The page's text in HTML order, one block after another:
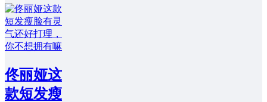
佟丽娅这
款短发瘦